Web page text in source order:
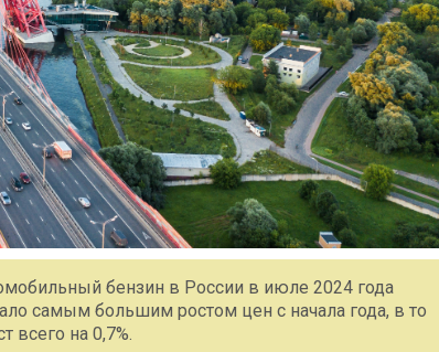
бензин в России в июле 2024 года
самым большим ростом цен с начала года, в то
всего на 0,7%.